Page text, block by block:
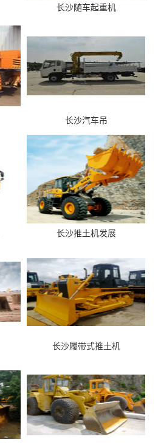
长沙随车起重机
长沙汽车吊
长沙推土机发展
长沙履带式推土机